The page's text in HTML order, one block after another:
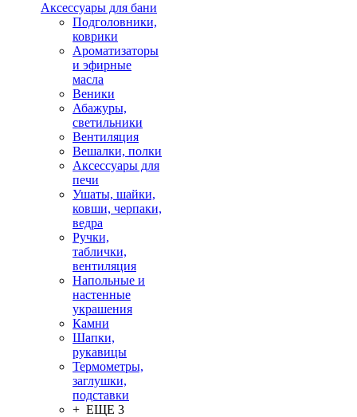
Аксессуары для бани
Подголовники,
коврики
Ароматизаторы
и эфирные
масла
Веники
Абажуры,
светильники
Вентиляция
Вешалки, полки
Аксессуары для
печи
Ушаты, шайки,
ковши, черпаки,
ведра
Ручки,
таблички,
вентиляция
Напольные и
настенные
украшения
Камни
Шапки,
рукавицы
Термометры,
заглушки,
подставки
+ ЕЩЕ 3